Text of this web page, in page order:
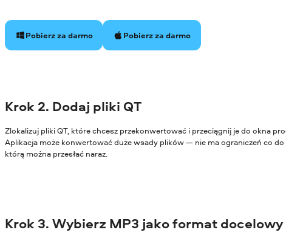
Pobierz za darmo Pobierz za darmo
Krok 2. Dodaj pliki QT
Zlokalizuj pliki QT, które chcesz przekonwertować i przeciągnij je do okna
Aplikacja może konwertować duże wsady plików — nie ma ograniczeń co do
którą można przesłać naraz.
Krok 3. Wybierz MP3 jako format docelowy